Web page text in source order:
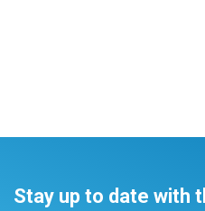
Stay up to date with